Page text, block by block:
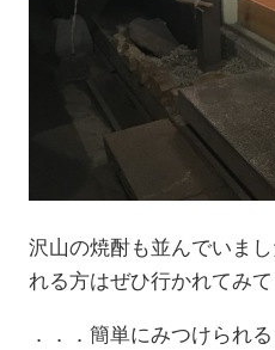
沢山の焼酎も並んでいま
れる方はぜひ行かれてみて
．．．簡単にみつけられ